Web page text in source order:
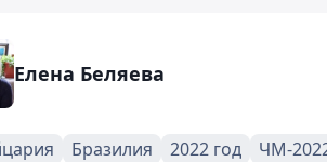
Елена Беляева
Бразилия 2022 год ЧМ-